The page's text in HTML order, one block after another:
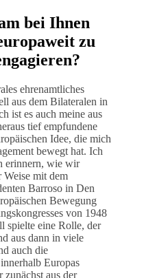
bei Ihnen
zu
ehrenamtliches
aus dem Bilateralen in
ist es auch meine aus
tief empfundene
Idee, die mich
bewegt hat. Ich
erinnern, wie wir
Weise mit dem
Barroso in Den
Bewegung
von 1948
spielte eine Rolle, der
aus dann in viele
auch die
Europas
aus der